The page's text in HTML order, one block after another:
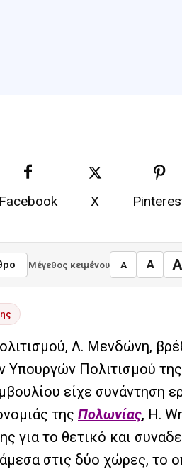
Facebook X
Μέγεθος κειμένου A A A
Λ. Μενδώνη,
Υπουργών Πολιτισμού
είχε συνάντηση
της Πολωνίας, H.
για το θετικό και
στις δύο χώρες, το